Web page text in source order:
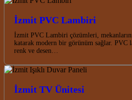
İzmit PVC Lambiri
İzmit PVC Lambiri çözümleri,
katarak modern bir görünüm sağlar. PVC
renk ve desen…
İzmit TV Ünitesi